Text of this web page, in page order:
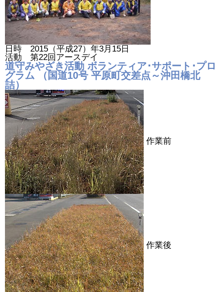
日時 2015（平成27）年3月15日
活動 第22回アースデイ
道守みやざき活動 ボランティア･サポート･プロ
グラム （国道10号 平原町交差点～沖田橋北
詰）
作業前
作業後